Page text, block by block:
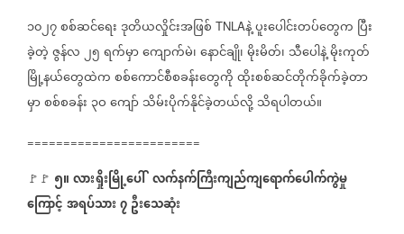
၁၀၂၇စစ်ဆင်ရေးဒုတိယလှိုင်းအဖြစ် TNLAနဲ့ပူးပေါင်းတပ်တွေက ပြီး
ခဲ့တဲ့ဇွန်လ၂၅ရက်မှာကျောက်မဲ၊နောင်ချို၊မိုးမိတ်၊ သီပေါနဲ့မိုးကုတ်
မြို့နယ်တွေထဲကစစ်ကောင်စီစခန်းတွေကိုထိုးစစ်ဆင်တိုက်ခိုက်ခဲ့တာ
မှာစစ်စခန်း ၃ဝကျော်သိမ်းပိုက်နိုင်ခဲ့တယ်လို့သိရပါတယ်။
========================
🚩🚩 ၅။လားရှိုးမြို့ပေါ် လက်နက်ကြီးကျည်ကျရောက်ပေါက်ကွဲမှု
ကြောင့်အရပ်သား၇ဦးသေဆုံး